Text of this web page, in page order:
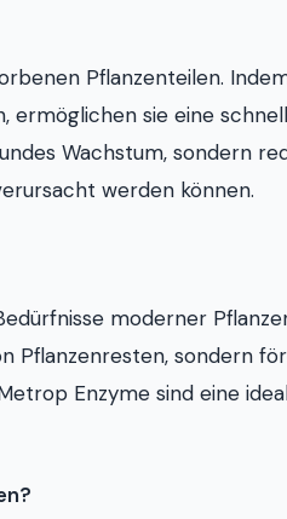
Pflanzenteilen.
ermöglichen sie eine
Wachstum, sondern
werden können.
moderner
Pflanzenresten, sondern
Enzyme sind eine